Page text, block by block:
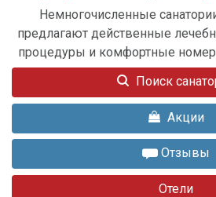
Немногочисленные
предлагают действенные
процедуры и комфортные
отдыха
Поиск
Акции
Отзывы
Отели